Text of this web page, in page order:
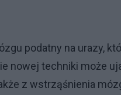
podatny na urazy,
nowej techniki może
z wstrząśnienia